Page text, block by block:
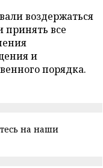
воздержаться
принять все
и
порядка.
на наши